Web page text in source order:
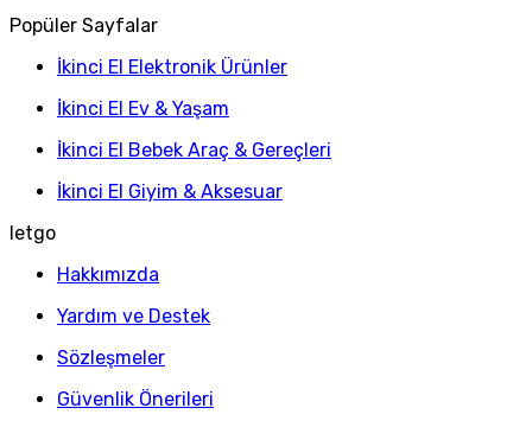
Popüler Sayfalar
İkinci El Elektronik Ürünler
İkinci El Ev & Yaşam
İkinci El Bebek Araç & Gereçleri
İkinci El Giyim & Aksesuar
letgo
Hakkımızda
Yardım ve Destek
Sözleşmeler
Güvenlik Önerileri